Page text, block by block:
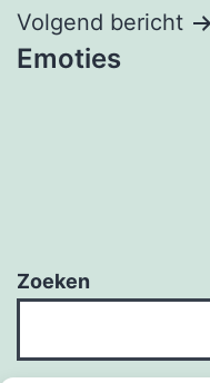
Volgend bericht
Emoties
Zoeken